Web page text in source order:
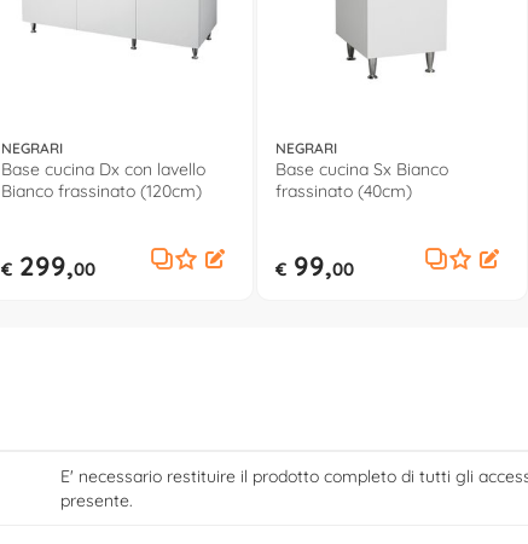
NEGRARI
Base cucina Dx con lavello
Bianco frassinato (120cm)
€ 299,00
NEGRARI
Base cucina Sx Bianco
frassinato (40cm)
€ 99,00
E' necessario restituire il prodotto completo di tutti gli
presente.